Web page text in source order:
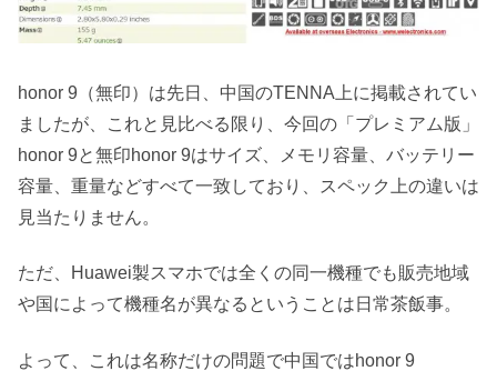
honor 9（無印）は先日、中国のTENNA上に掲載されてい
ましたが、これと見比べる限り、今回の「プレミアム版」
honor 9と無印honor 9はサイズ、メモリ容量、バッテリー
容量、重量などすべて一致しており、スペック上の違いは
見当たりません。
ただ、Huawei製スマホでは全くの同一機種でも販売地域
や国によって機種名が異なるということは日常茶飯事。
よって、これは名称だけの問題で中国ではhonor 9